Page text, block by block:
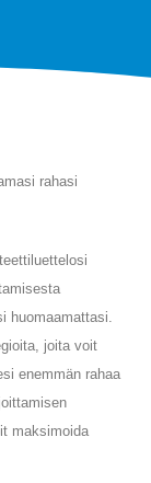
rahasi
huomaamattasi.
joita voit
enemmän rahaa
maksimoida